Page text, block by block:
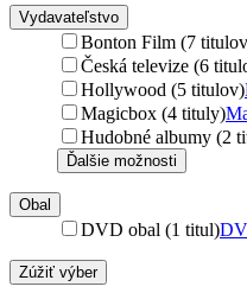
Vydavateľstvo
Bonton Film (7
Česká televize (6
Hollywood (5 titulov)
Magicbox (4 tituly)
Hudobné albumy (2
Ďalšie možnosti
Obal
DVD obal (1 titul)
Zúžiť výber